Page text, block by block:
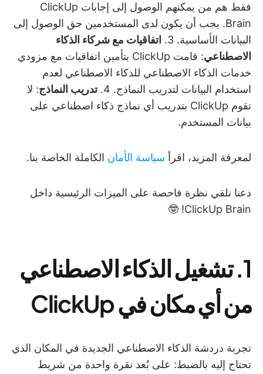
فقط هم من يمكنهم الوصول إلى إجابات ClickUp
Brain. يجب أن يكون لدى المستخدمين حق الوصول إلى
البيانات الأساسية. 3.
اتفاقيات مع شركاء الذكاء
الاصطناعي
: قامت ClickUp بتأمين اتفاقيات مع مزودي
خدمات الذكاء الاصطناعي للذكاء الاصطناعي لعدم
استخدام البيانات لتدريب النماذج. 4.
تدريب النماذج: لا
تقوم ClickUp بتدريب أي نماذج ذكاء اصطناعي على
بيانات المستخدم.
لمعرفة المزيد، اقرأ سياسة الأمان الكاملة الخاصة بنا.
دعنا نلقي نظرة فاحصة على الميزات الرئيسية داخل
ClickUp Brain! 🤓
1. تشغيل الذكاء الاصطناعي
من أي مكان في ClickUp
تجربة دردشة الذكاء الاصطناعي الجديدة في المكان الذي
تحتاج إليه بالضبط: على بُعد نقرة واحدة من شريط